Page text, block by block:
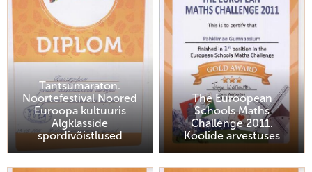
Tantsumaraton.
Noortefestival Noored
Euroopa kultuuris
Algklasside
spordivõistlused
The Euroopean
Schools Maths
Challenge 2011.
Koolide arvestuses